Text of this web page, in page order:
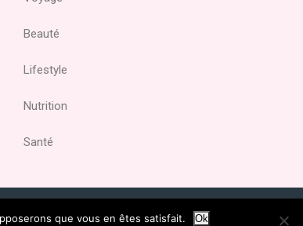
Beauté
Lifestyle
Nutrition
Santé
que vous en êtes satisfait. Ok